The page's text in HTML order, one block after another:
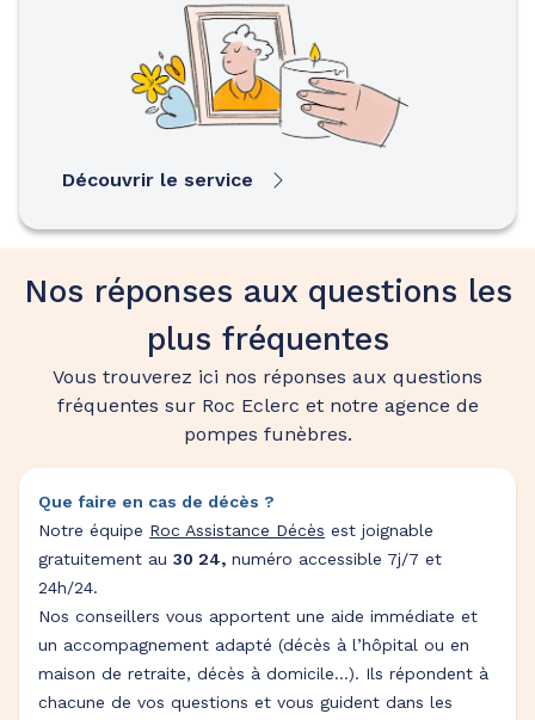
Découvrir le service
Nos réponses aux questions les
plus fréquentes
Vous trouverez ici nos réponses aux questions
fréquentes sur Roc Eclerc et notre agence de
pompes funèbres.
Que faire en cas de décès ?
Notre équipe Roc Assistance Décès est joignable
gratuitement au 30 24, numéro accessible 7j/7 et
24h/24.
Nos conseillers vous apportent une aide immédiate et
un accompagnement adapté (décès à l’hôpital ou en
maison de retraite, décès à domicile…). Ils répondent à
chacune de vos questions et vous guident dans les